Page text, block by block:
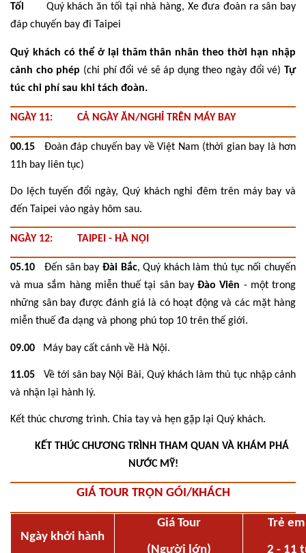
Tối Quý khách ăn tối tại nhà hàng, Xe đưa đoàn ra sân bay
đáp chuyến bay đi Taipei
Quý khách có thể ở lại thăm thân nhân theo thời hạn nhập
cảnh cho phép (chi phí đổi vé sẽ áp dụng theo ngày đổi vé)Tự
túc chi phí sau khi tách đoàn.
NGÀY 11: CẢ NGÀY ĂN/NGHỈ TRÊN MÁY BAY
00.15 Đoàn đáp chuyến bay về Việt Nam (thời gian bay là hơn
11h bay liên tục)
Do lệch tuyến đổi ngày, Quý khách nghỉ đêm trên máy bay và
đến Taipei vào ngày hôm sau.
NGÀY 12: TAIPEI - HÀ NỘI
05.10 Đến sân bay Đài Bắc, Quý khách làm thủ tục nối chuyến
và mua sắm hàng miễn thuế tại sân bayĐào Viên - một trong
những sân bay được đánh giá là có hoạt động và các mặt hàng
miễn thuế đa dạng và phong phú top 10 trên thế giới.
09.00 Máy bay cất cánh về Hà Nội.
11.05 Về tới sân bay Nội Bài, Quý khách làm thủ tục nhập cảnh
và nhận lại hành lý.
Kết thúc chương trình. Chia tay và hẹn gặp lại Quý khách.
KẾT THÚC CHƯƠNG TRÌNH THAM QUAN VÀ KHÁM PHÁ
NƯỚC MỸ!
GIÁ TOUR TRỌN GÓI/KHÁCH
Ngày khởi hành
Giá Tour
(Người lớn)
Trẻ
2 - 11